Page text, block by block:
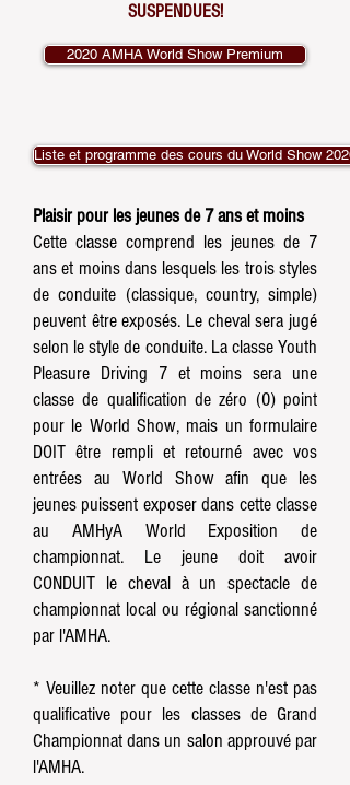
SUSPENDUES!
2020 AMHA World Show Premium
Liste et programme des cours du World Show 2020
Plaisir pour les jeunes de 7 ans et moins
Cette classe comprend les jeunes de 7
ans et moins dans lesquels les trois styles
de conduite (classique, country, simple)
peuvent être exposés. Le cheval sera jugé
selon le style de conduite. La classe Youth
Pleasure Driving 7 et moins sera une
classe de qualification de zéro (0) point
pour le World Show, mais un formulaire
DOIT être rempli et retourné avec vos
entrées au World Show afin que les
jeunes puissent exposer dans cette classe
au AMHyA World Exposition de
championnat. Le jeune doit avoir
CONDUIT le cheval à un spectacle de
championnat local ou régional sanctionné
par l'AMHA.
* Veuillez noter que cette classe n'est pas
qualificative pour les classes de Grand
Championnat dans un salon approuvé par
l'AMHA.